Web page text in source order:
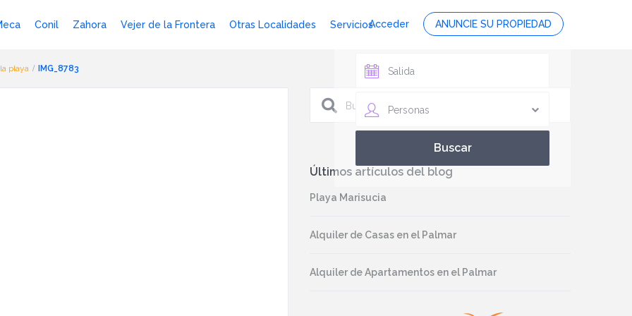
Acceder ANUNCIE SU PROPIEDAD
Conil Zahora Vejer de la Frontera Otras Localidades Servicios
Personas
playa IMG_8783
Últimos artículos del blog
Playa Marisucia
Alquiler de Casas en el Palmar
Alquiler de Apartamentos en el Palmar